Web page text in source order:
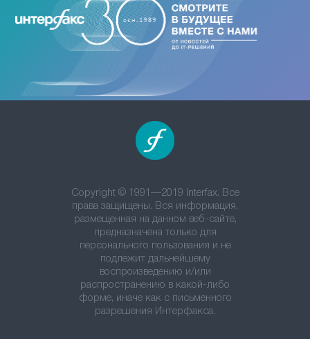
Copyright © 1991—2019 Interfax. Все
права защищены. Вся информация,
размещенная на данном веб-сайте,
предназначена только для
персонального пользования и не
подлежит дальнейшему
воспроизведению и/или
распространению в какой-либо
форме, иначе как с письменного
разрешения Интерфакса.